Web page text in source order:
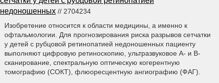
недоношенных // 2704234
Изобретение относится к области медицины, а именно к
офтальмологии. Для прогнозирования риска разрывов сетчатки
у детей с рубцовой ретинопатией недоношенных пациенту
выполняют цифровую ретиноскопию, ультразвуковое А- и В-
сканирование, спектральную оптическую когерентную
томографию (СОКТ), флюоресцентную ангиографию (ФАГ).